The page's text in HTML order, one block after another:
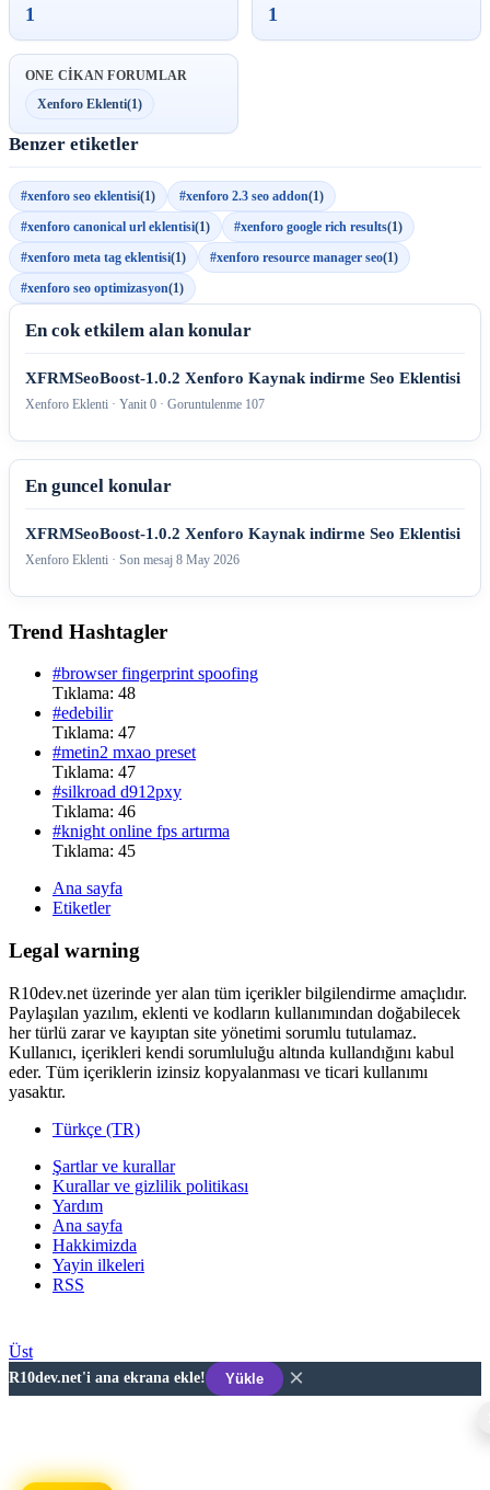
1 1
ONE CIKAN FORUMLAR
Xenforo Eklenti(1)
Benzer etiketler
#xenforo seo eklentisi(1) #xenforo 2.3 seo addon(1)
#xenforo canonical url eklentisi(1) #xenforo google rich results(1)
#xenforo meta tag eklentisi(1) #xenforo resource manager seo(1)
#xenforo seo optimizasyon(1)
En cok etkilem alan konular
XFRMSeoBoost-1.0.2 Xenforo Kaynak indirme Seo Eklentisi
Xenforo Eklenti · Yanit 0 · Goruntulenme 107
En guncel konular
XFRMSeoBoost-1.0.2 Xenforo Kaynak indirme Seo Eklentisi
Xenforo Eklenti · Son mesaj 8 May 2026
Trend Hashtagler
#browser fingerprint spoofing
Tıklama: 48
#edebilir
Tıklama: 47
#metin2 mxao preset
Tıklama: 47
#silkroad d912pxy
Tıklama: 46
#knight online fps artırma
Tıklama: 45
Ana sayfa
Etiketler
Legal warning
R10dev.net üzerinde yer alan tüm içerikler bilgilendirme amaçlıdır.
Paylaşılan yazılım, eklenti ve kodların kullanımından doğabilecek
her türlü zarar ve kayıptan site yönetimi sorumlu tutulamaz.
Kullanıcı, içerikleri kendi sorumluluğu altında kullandığını kabul
eder. Tüm içeriklerin izinsiz kopyalanması ve ticari kullanımı
yasaktır.
Türkçe (TR)
Şartlar ve kurallar
Kurallar ve gizlilik politikası
Yardım
Ana sayfa
Hakkimizda
Yayin ilkeleri
RSS
Üst
R10dev.net'i ana ekrana ekle! Yükle ×